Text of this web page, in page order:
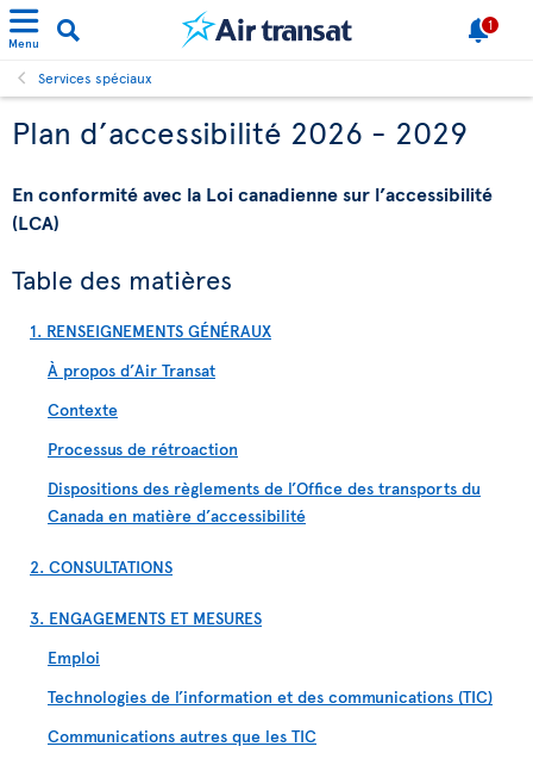
Menu
1
Services spéciaux
Plan d’accessibilité 2026 - 2029
En conformité avec la Loi canadienne sur l’accessibilité
(LCA)
Table des matières
1. RENSEIGNEMENTS GÉNÉRAUX
À propos d’Air Transat
Contexte
Processus de rétroaction
Dispositions des règlements de l’Office des transports du
Canada en matière d’accessibilité
2. CONSULTATIONS
3. ENGAGEMENTS ET MESURES
Emploi
Technologies de l’information et des communications (TIC)
Communications autres que les TIC